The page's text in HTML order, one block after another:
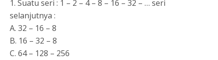
1. Suatu seri : 1 – 2 – 4 – 8 – 16 – 32 – … seri
selanjutnya :
A. 32 – 16 – 8
B. 16 – 32 – 8
C. 64 – 128 – 256